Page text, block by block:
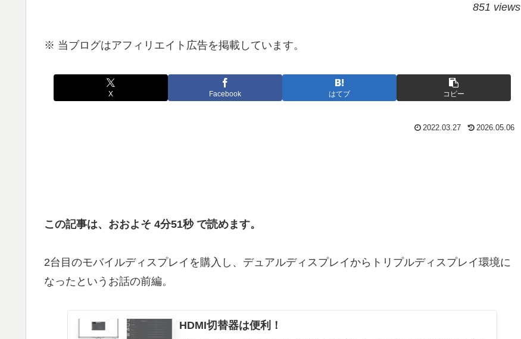
851 views
※ 当ブログはアフィリエイト広告を掲載しています。
X Facebook はてブ コピー
2022.03.27 2026.05.06
この記事は、おおよそ 4分51秒 で読めます。
2台目のモバイルディスプレイを購入し、デュアルディスプレイからトリプルディスプレイ環境に
なったというお話の前編。
HDMI切替器は便利！